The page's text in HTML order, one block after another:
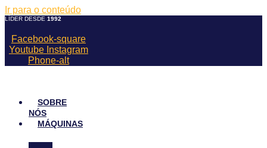
Ir para o conteúdo
LÍDER DESDE 1992
Facebook-square
Youtube Instagram
Phone-alt
SOBRE
NÓS
MÁQUINAS